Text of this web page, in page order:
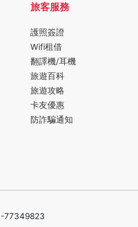
旅客服務
護照簽證
Wifi租借
翻譯機/耳機
旅遊百科
旅遊攻略
卡友優惠
防詐騙通知
77349823